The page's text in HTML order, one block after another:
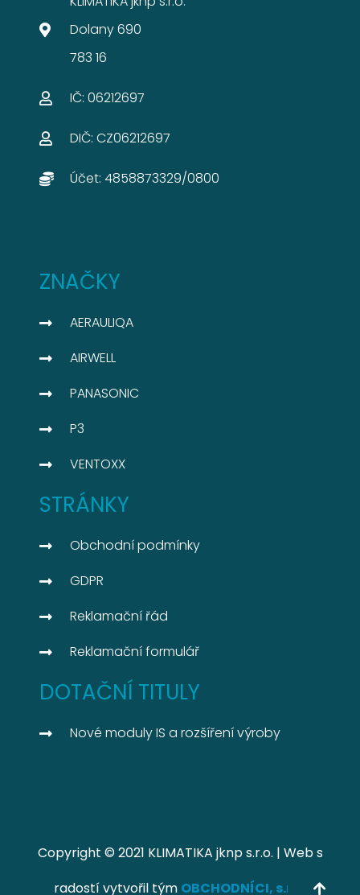
Dolany 690
783 16
IČ: 06212697​
DIČ: CZ06212697​
Účet: 4858873329/0800​
ZNAČKY
AERAULIQA
AIRWELL
PANASONIC
P3
VENTOXX
STRÁNKY
Obchodní podmínky
GDPR
Reklamační řád
Reklamační formulář
DOTAČNÍ TITULY
Nové moduly IS a rozšíření výroby
Copyright © 2021 KLIMATIKA jknp s.r.o. | Web s
radostí vytvořil tým OBCHODNÍCI, s.r.o.